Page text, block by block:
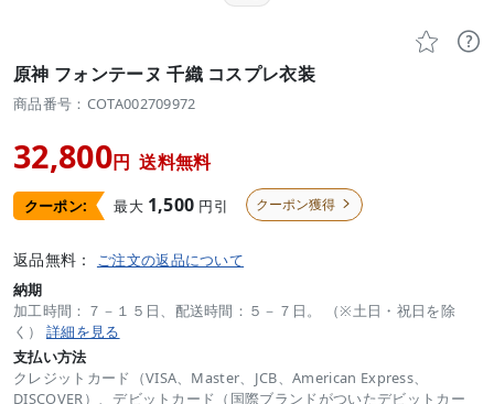
 
原神 フォンテーヌ 千織 コスプレ衣装
商品番号：COTA002709972
32,800円 送料無料
クーポン: 最大 1,500 円引 クーポン獲得 
返品無料： ご注文の返品について
納期
加工時間：７－１５日、配送時間：５－７日。 （※土日・祝日を除
く） 詳細を見る
支払い方法
クレジットカード（VISA、Master、JCB、American Express、
DISCOVER）、デビットカード（国際ブランドがついたデビットカー